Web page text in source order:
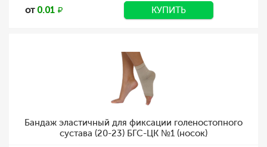
от 0.01 КУПИТЬ
Бандаж эластичный для фиксации голеностопного
сустава (20-23) БГС-ЦК №1 (носок)